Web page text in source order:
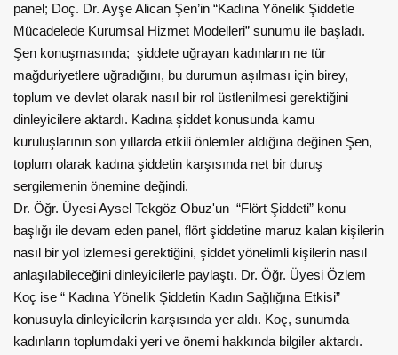
panel; Doç. Dr. Ayşe Alican Şen’in “Kadına Yönelik Şiddetle
Mücadelede Kurumsal Hizmet Modelleri” sunumu ile başladı.
Şen konuşmasında; şiddete uğrayan kadınların ne tür
mağduriyetlere uğradığını, bu durumun aşılması için birey,
toplum ve devlet olarak nasıl bir rol üstlenilmesi gerektiğini
dinleyicilere aktardı. Kadına şiddet konusunda kamu
kuruluşlarının son yıllarda etkili önlemler aldığına değinen Şen,
toplum olarak kadına şiddetin karşısında net bir duruş
sergilemenin önemine değindi.
Dr. Öğr. Üyesi Aysel Tekgöz Obuz'un “Flört Şiddeti” konu
başlığı ile devam eden panel, flört şiddetine maruz kalan kişilerin
nasıl bir yol izlemesi gerektiğini, şiddet yönelimli kişilerin nasıl
anlaşılabileceğini dinleyicilerle paylaştı. Dr. Öğr. Üyesi Özlem
Koç ise “ Kadına Yönelik Şiddetin Kadın Sağlığına Etkisi”
konusuyla dinleyicilerin karşısında yer aldı. Koç, sunumda
kadınların toplumdaki yeri ve önemi hakkında bilgiler aktardı.